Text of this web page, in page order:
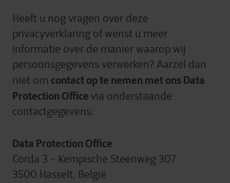
Heeft u nog vragen over deze
privacyverklaring of wenst u meer
informatie over de manier waarop wij
persoonsgegevens verwerken? Aarzel dan
niet om contact op te nemen met ons Data
Protection Office via onderstaande
contactgegevens:
Data Protection Office
Corda 3 - Kempische Steenweg 307
3500 Hasselt, België